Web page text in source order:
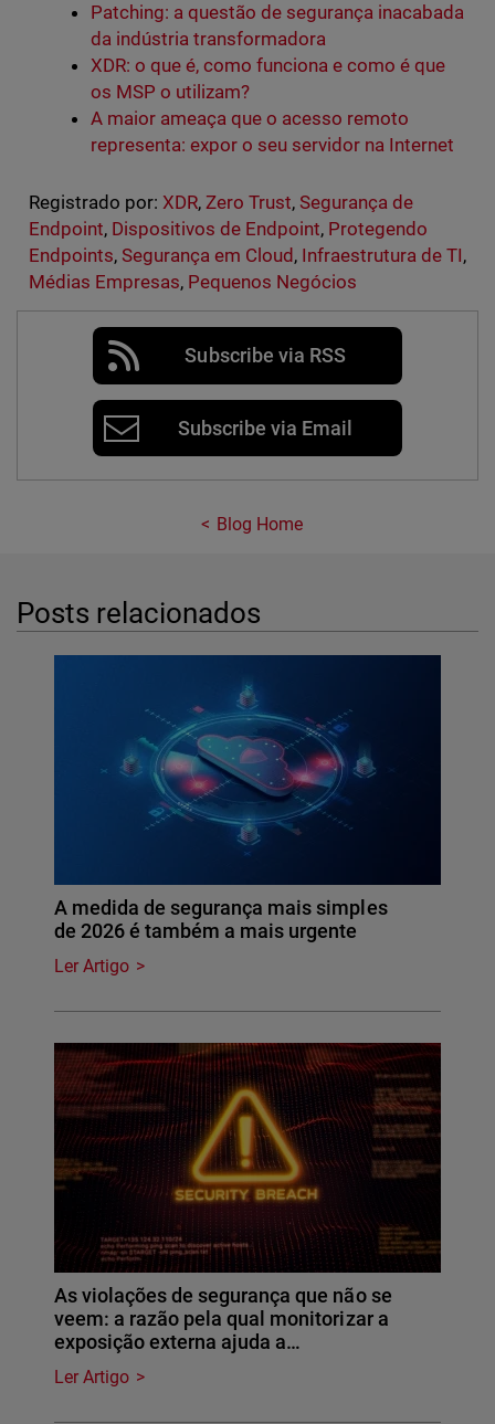
Patching: a questão de segurança inacabada
da indústria transformadora
XDR: o que é, como funciona e como é que
os MSP o utilizam?
A maior ameaça que o acesso remoto
representa: expor o seu servidor na Internet
Registrado por: XDR, Zero Trust,Segurança de
Endpoint, Dispositivos de Endpoint, Protegendo
Endpoints, Segurança em Cloud , Infraestrutura de TI,
Médias Empresas, Pequenos Negócios
Subscribe via RSS
Subscribe via Email
Blog Home
Posts relacionados
A medida de segurança mais simples
de 2026 é também a mais urgente
Ler Artigo
As violações de segurança que não se
veem: a razão pela qual monitorizar a
exposição externa ajuda a…
Ler Artigo